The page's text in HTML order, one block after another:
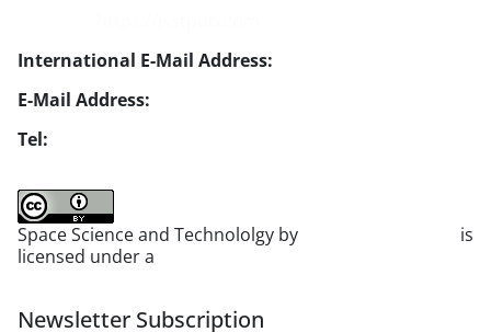
International E-Mail Address:
E-Mail Address:
Tel:
Space Science and Technololgy by
is
licensed under a
Newsletter Subscription